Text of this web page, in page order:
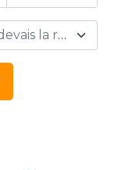
Ta situation actuelle, si tu devais la résumer en 1 mot… *